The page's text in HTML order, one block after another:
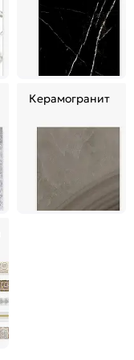
Керамогранит